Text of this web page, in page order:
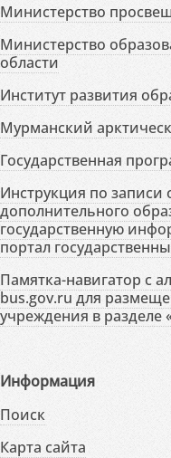
Министерство
Министерство
области
Институт развития
Мурманский
Государственная
Инструкция по
дополнительного
государственную
портал
Памятка-навигатор с
bus.gov.ru для
учреждения в
Информация
Поиск
Карта сайта